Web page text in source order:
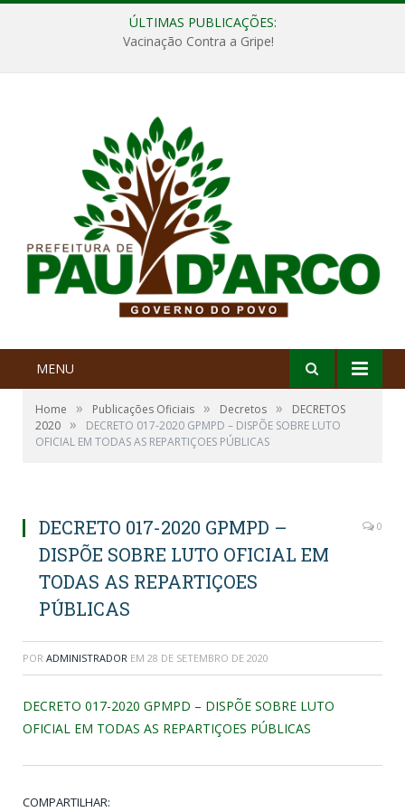
ÚLTIMAS PUBLICAÇÕES:
Vacinação Contra a Gripe!
MENU
Home » Publicações Oficiais » Decretos »
DECRETOS
2020 »
DECRETO 017-2020 GPMPD – DISPÕE SOBRE LUTO
OFICIAL EM TODAS AS REPARTIÇOES PÚBLICAS
DECRETO 017-2020 GPMPD –
DISPÕE SOBRE LUTO OFICIAL EM
TODAS AS REPARTIÇOES
PÚBLICAS
0
POR ADMINISTRADOR EM 28 DE SETEMBRO DE 2020
DECRETO 017-2020 GPMPD – DISPÕE SOBRE LUTO
OFICIAL EM TODAS AS REPARTIÇOES PÚBLICAS
COMPARTILHAR: